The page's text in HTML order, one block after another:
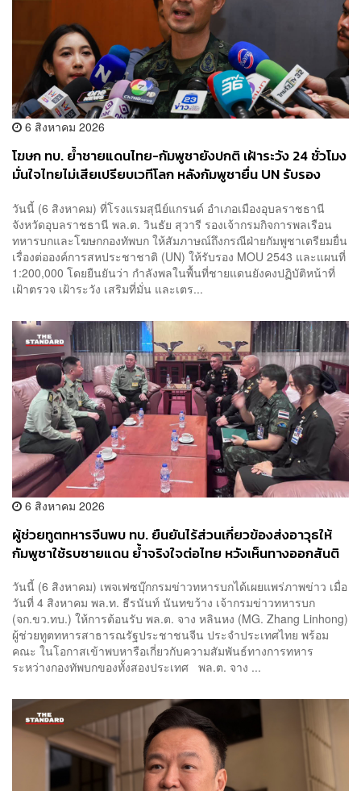
6 สิงหาคม 2026
โฆษก ทบ. ย้ำชายแดนไทย-กัมพูชายังปกติ เฝ้าระวัง 24 ชั่วโมง
มั่นใจไทยไม่เสียเปรียบเวทีโลก หลังกัมพูชายื่น UN รับรอง
วันนี้ (6 สิงหาคม) ที่โรงแรมสุนีย์แกรนด์ อำเภอเมืองอุบลราชธานี
จังหวัดอุบลราชธานี พล.ต. วินธัย สุวารี รองเจ้ากรมกิจการพลเรือน
ทหารบกและโฆษกกองทัพบก ให้สัมภาษณ์ถึงกรณีฝ่ายกัมพูชาเตรียมยื่น
เรื่องต่อองค์การสหประชาชาติ (UN) ให้รับรอง MOU 2543 และแผนที่
1:200,000 โดยยืนยันว่า กำลังพลในพื้นที่ชายแดนยังคงปฏิบัติหน้าที่
เฝ้าตรวจ เฝ้าระวัง เสริมที่มั่น และเตร...
6 สิงหาคม 2026
ผู้ช่วยทูตทหารจีนพบ ทบ. ยืนยันไร้ส่วนเกี่ยวข้องส่งอาวุธให้
กัมพูชาใช้รบชายแดน ย้ำจริงใจต่อไทย หวังเห็นทางออกสันติ
วันนี้ (6 สิงหาคม) เพจเฟซบุ๊กกรมข่าวทหารบกได้เผยแพร่ภาพข่าว เมื่อ
วันที่ 4 สิงหาคม พล.ท. ธีรนันท์ นันทขว้าง เจ้ากรมข่าวทหารบก
(จก.ขว.ทบ.) ให้การต้อนรับ พล.ต. จาง หลินหง (MG. Zhang Linhong)
ผู้ช่วยทูตทหารสาธารณรัฐประชาชนจีน ประจำประเทศไทย พร้อม
คณะ ในโอกาสเข้าพบหารือเกี่ยวกับความสัมพันธ์ทางการทหาร
ระหว่างกองทัพบกของทั้งสองประเทศ พล.ต. จาง ...